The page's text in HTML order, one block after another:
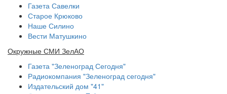
Газета Савелки
Старое Крюково
Наше Силино
Вести Матушкино
Окружные СМИ ЗелАО
Газета "Зеленоград Сегодня"
Радиокомпания "Зеленоград сегодня"
Издательский дом "41"